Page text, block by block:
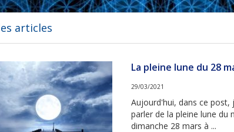
articles
La pleine lune du 28
29/03/2021
Aujourd'hui, dans ce post,
parler de la pleine lune du
dimanche 28 mars à ...